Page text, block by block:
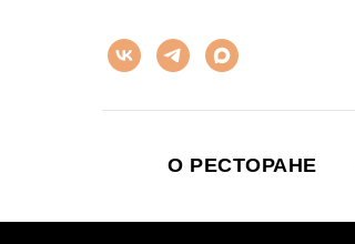
О РЕСТОРАНЕ